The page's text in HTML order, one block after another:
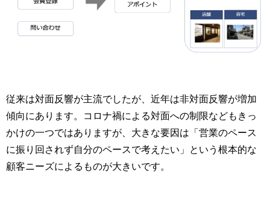
従来は対面反響が主流でしたが、近年は非対面反響が増加
傾向にあります。コロナ禍による対面への制限などもきっ
かけの一つではありますが、大きな要因は「営業のペース
に振り回されず自分のペースで考えたい」という根本的な
顧客ニーズによるものが大きいです。